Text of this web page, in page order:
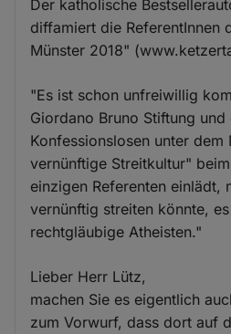
Der katholische
diffamiert die ReferentInnen
Münster 2018"
"Es ist schon unfreiwillig
Giordano Bruno Stiftung
Konfessionslosen unter dem
vernünftige Streitkultur"
einzigen Referenten einlädt,
vernünftig streiten könnte,
rechtgläubige Atheisten."
Lieber Herr Lütz,
machen Sie es eigentlich
zum Vorwurf, dass dort auf